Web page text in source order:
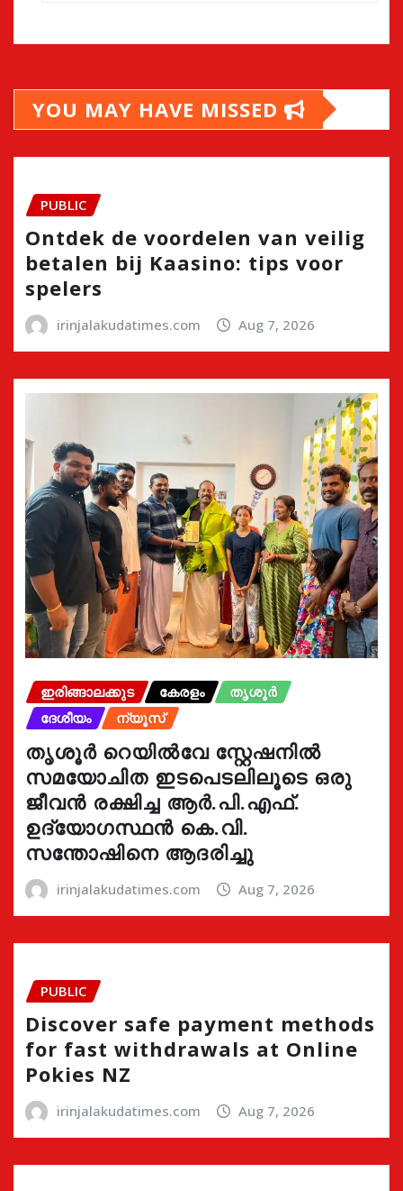
YOU MAY HAVE MISSED
PUBLIC
Ontdek de voordelen van veilig
betalen bij Kaasino: tips voor
spelers
irinjalakudatimes.com Aug 7, 2026
ഇരിങ്ങാലക്കുട കേരളം
തൃശൂർ
ദേശീയം
ന്യൂസ്
തൃശൂർ റെയിൽവേ സ്റ്റേഷനിൽ
സമയോചിത ഇടപെടലിലൂടെ ഒരു
ജീവൻ രക്ഷിച്ച ആർ.പി.എഫ്.
ഉദ്യോഗസ്ഥൻ കെ.വി.
സന്തോഷിനെ ആദരിച്ചു
irinjalakudatimes.com Aug 7, 2026
PUBLIC
Discover safe payment methods
for fast withdrawals at Online
Pokies NZ
irinjalakudatimes.com Aug 7, 2026